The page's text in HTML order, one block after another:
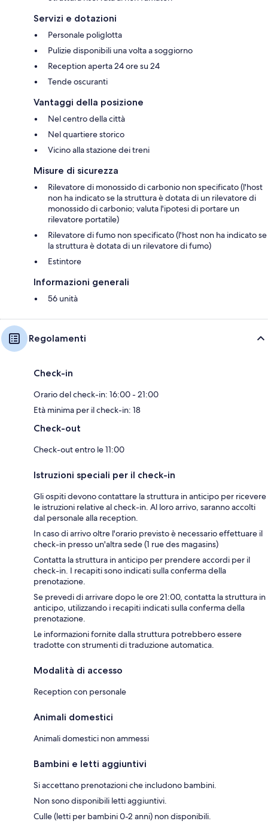
Servizi e dotazioni
Personale poliglotta
Pulizie disponibili una volta a soggiorno
Reception aperta 24 ore su 24
Tende oscuranti
Vantaggi della posizione
Nel centro della città
Nel quartiere storico
Vicino alla stazione dei treni
Misure di sicurezza
Rilevatore di monossido di carbonio non specificato (l'host
non ha indicato se la struttura è dotata di un rilevatore di
monossido di carbonio; valuta l'ipotesi di portare un
rilevatore portatile)
Rilevatore di fumo non specificato (l'host non ha indicato se
la struttura è dotata di un rilevatore di fumo)
Estintore
Informazioni generali
56 unità
Regolamenti
Check-in
Orario del check-in: 16:00 - 21:00
Età minima per il check-in: 18
Check-out
Check-out entro le 11:00
Istruzioni speciali per il check-in
Gli ospiti devono contattare la struttura in anticipo per ricevere
le istruzioni relative al check-in. Al loro arrivo, saranno accolti
dal personale alla reception.
In caso di arrivo oltre l'orario previsto è necessario effettuare il
check-in presso un'altra sede (1 rue des magasins)
Contatta la struttura in anticipo per prendere accordi per il
check-in. I recapiti sono indicati sulla conferma della
prenotazione.
Se prevedi di arrivare dopo le ore 21:00, contatta la struttura in
anticipo, utilizzando i recapiti indicati sulla conferma della
prenotazione.
Le informazioni fornite dalla struttura potrebbero essere
tradotte con strumenti di traduzione automatica.
Modalità di accesso
Reception con personale
Animali domestici
Animali domestici non ammessi
Bambini e letti aggiuntivi
Si accettano prenotazioni che includono bambini.
Non sono disponibili letti aggiuntivi.
Culle (letti per bambini 0-2 anni) non disponibili.